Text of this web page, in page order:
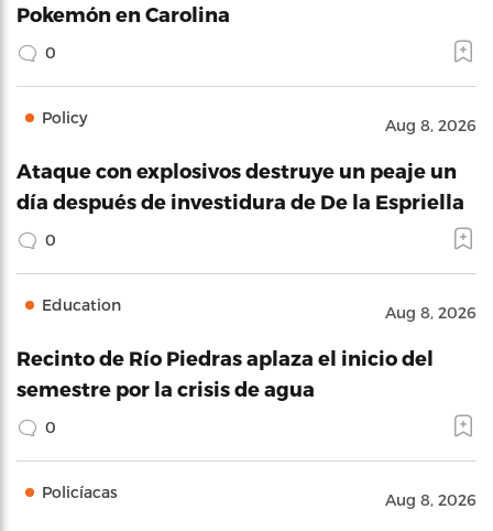
Pokemón en Carolina
0
Policy Aug 8, 2026
Ataque con explosivos destruye un peaje un
día después de investidura de De la Espriella
0
Education Aug 8, 2026
Recinto de Río Piedras aplaza el inicio del
semestre por la crisis de agua
0
Policíacas Aug 8, 2026